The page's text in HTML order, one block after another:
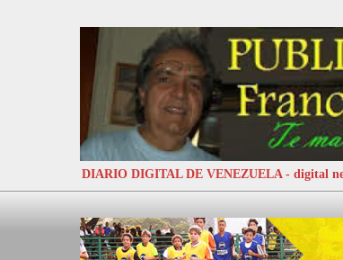
DIARIO DIGITAL DE VENEZUELA - digital